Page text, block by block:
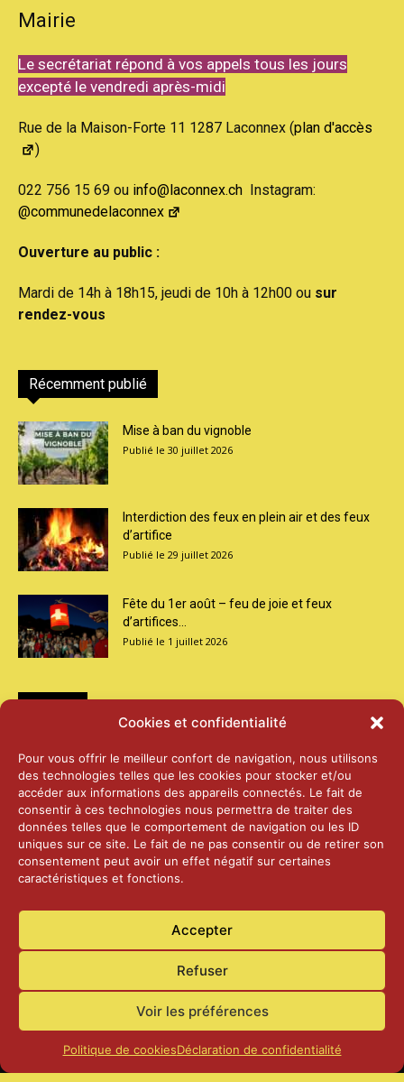
Cookies et confidentialité
Pour vous offrir le meilleur confort de navigation, nous utilisons
des technologies telles que les cookies pour stocker et/ou
accéder aux informations des appareils connectés. Le fait de
consentir à ces technologies nous permettra de traiter des
données telles que le comportement de navigation ou les ID
uniques sur ce site. Le fait de ne pas consentir ou de retirer son
consentement peut avoir un effet négatif sur certaines
caractéristiques et fonctions.
Accepter
Refuser
Voir les préférences
Politique de cookiesDéclaration de confidentialité
Mairie
Le secrétariat répond à vos appels tous les jours
excepté le vendredi après-midi
Rue de la Maison-Forte 11 1287 Laconnex (plan d'accès
)
022 756 15 69 ou info@laconnex.ch Instagram:
@communedelaconnex
Ouverture au public :
Mardi de 14h à 18h15, jeudi de 10h à 12h00 ou sur
rendez-vous
Récemment publié
Mise à ban du vignoble
30 juillet 2026
Interdiction des feux en plein air et des feux
d’artifice
29 juillet 2026
Fête du 1er août – feu de joie et feux
d’artifices...
1 juillet 2026
2026 – Laiterie d’Orsières et Abbaye de St-
Maurice
25 juin 2026
2025 – Palais Fédéral – Berne
25 juin 2026
Aînés – Noël 2024
Accueil Actualités Contact Confidentialité